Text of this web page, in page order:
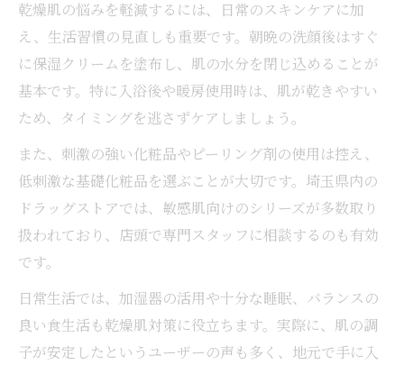
乾燥肌の悩みを軽減するには、日常のスキンケアに加
え、生活習慣の見直しも重要です。朝晩の洗顔後はすぐ
に保湿クリームを塗布し、肌の水分を閉じ込めることが
基本です。特に入浴後や暖房使用時は、肌が乾きやすい
ため、タイミングを逃さずケアしましょう。
また、刺激の強い化粧品やピーリング剤の使用は控え、
低刺激な基礎化粧品を選ぶことが大切です。埼玉県内の
ドラッグストアでは、敏感肌向けのシリーズが多数取り
扱われており、店頭で専門スタッフに相談するのも有効
です。
日常生活では、加湿器の活用や十分な睡眠、バランスの
良い食生活も乾燥肌対策に役立ちます。実際に、肌の調
子が安定したというユーザーの声も多く、地元で手に入